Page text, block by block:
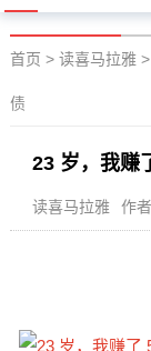
首页 > 读喜马拉雅>
债
23 岁，我赚
读喜马拉雅 作